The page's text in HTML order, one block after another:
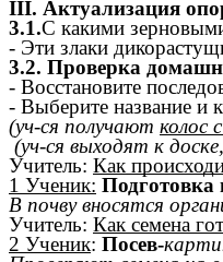
III. Актуализация
3.1.С какими
- Эти злаки
3.2. Проверка
- Восстановите
- Выберите название и
(уч-ся получают колос
(уч-ся выходят к
Учитель: Как
1 Ученик:
В почву вносятся
Учитель: Как семена
2 Ученик: Посев-